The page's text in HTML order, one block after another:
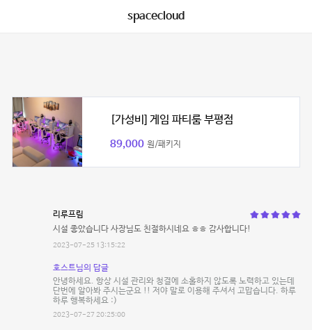
spacecloud
[가성비] 게임 파티룸 부평점
89,000 원/패키지
리루프림
시설 좋았습니다 사장님도 친절하시네요 ㅎㅎ 감사합니다!
2023-07-25 13:15:22
호스트님의 답글
안녕하세요. 항상 시설 관리와 청결에 소홀하지 않도록 노력하고 있는데
단번에 알아봐 주시는군요 !! 저야 말로 이용해 주셔서 고맙습니다. 하루
하루 행복하세요 :)
2023-07-27 20:25:00